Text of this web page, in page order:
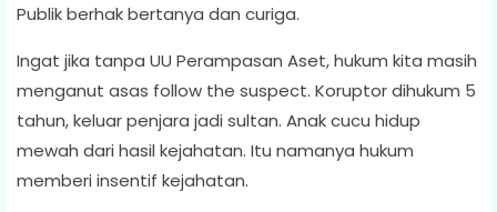
Publik berhak bertanya dan curiga.
Ingat jika tanpa UU Perampasan Aset, hukum kita masih
menganut asas follow the suspect. Koruptor dihukum 5
tahun, keluar penjara jadi sultan. Anak cucu hidup
mewah dari hasil kejahatan. Itu namanya hukum
memberi insentif kejahatan.